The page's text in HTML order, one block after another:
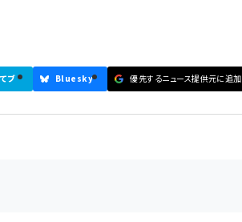
ブ Bluesky 優先するニュース提供元に追加